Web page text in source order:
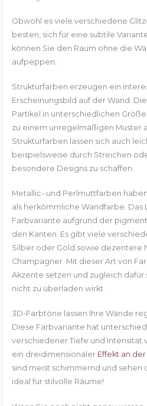
Obwohl es viele verschiedene
besten, sich für eine subtile
können Sie den Raum ohne die
aufpeppen.
Strukturfarben erzeugen ein
Erscheinungsbild auf der Wand.
Partikel in unterschiedlichen
zu einem unregelmäßigen Muster
Strukturfarben lassen sich auch
beispielsweise durch Streichen
besondere Designs zu schaffen.
Metallic- und Perlmuttfarben
als herkömmliche Wandfarbe.
Farbvariante aufgrund der
den Kanten. Es gibt viele
Silber oder Gold sowie dezentere
Champagner. Mit dieser Art von
Akzente setzen und zugleich dafür
nicht zu überladen wirkt.
3D-Farbtöne lassen Ihre Wände
Diese Farbvariante hat
verschiedener Tiefe und Intensität
ein dreidimensionaler Effekt an der
sind meist schimmernd und sehen
ideal für stilvolle Räume!